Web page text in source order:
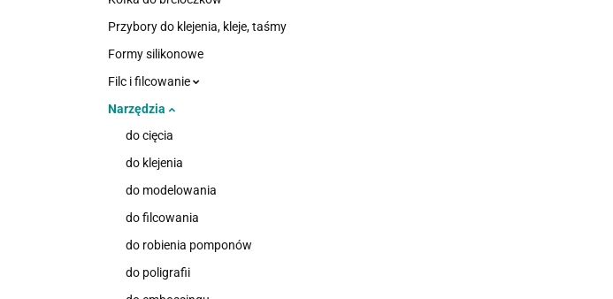
Przybory do klejenia, kleje, taśmy
Formy silikonowe
Filc i filcowanie
Narzędzia
do cięcia
do klejenia
do modelowania
do filcowania
do robienia pomponów
do poligrafii